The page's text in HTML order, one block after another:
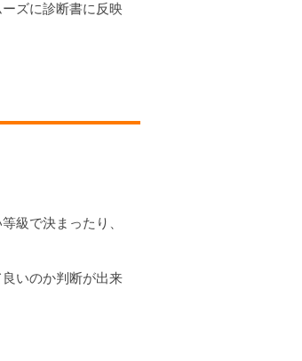
ズに診断書に反映
級で決まったり、
いのか判断が出来